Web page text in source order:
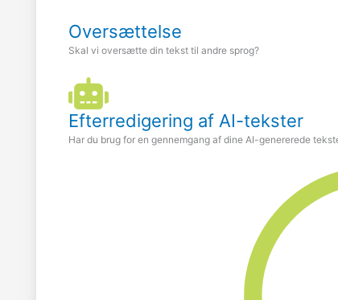
Oversættelse
Skal vi oversætte din tekst til andre sprog?
Efterredigering af AI-tekster
Har du brug for en gennemgang af dine AI-genererede